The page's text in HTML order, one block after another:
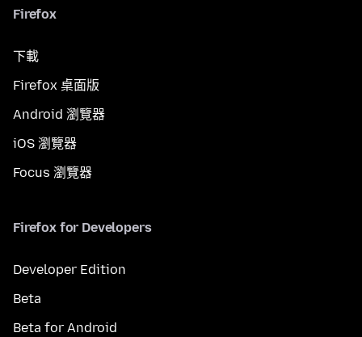
Firefox
下載
Firefox 桌面版
Android 瀏覽器
iOS 瀏覽器
Focus 瀏覽器
Firefox for Developers
Developer Edition
Beta
Beta for Android